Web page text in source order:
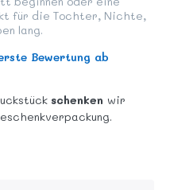
für die Tochter, Nichte,
lang.
Bewertung ab
schenken wir